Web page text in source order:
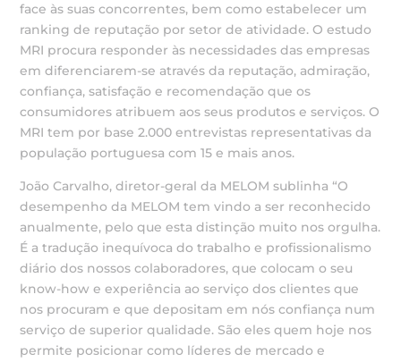
face às suas concorrentes, bem como estabelecer um
ranking de reputação por setor de atividade. O estudo
MRI procura responder às necessidades das empresas
em diferenciarem-se através da reputação, admiração,
confiança, satisfação e recomendação que os
consumidores atribuem aos seus produtos e serviços. O
MRI tem por base 2.000 entrevistas representativas da
população portuguesa com 15 e mais anos.
João Carvalho, diretor-geral da MELOM sublinha “O
desempenho da MELOM tem vindo a ser reconhecido
anualmente, pelo que esta distinção muito nos orgulha.
É a tradução inequívoca do trabalho e profissionalismo
diário dos nossos colaboradores, que colocam o seu
know-how e experiência ao serviço dos clientes que
nos procuram e que depositam em nós confiança num
serviço de superior qualidade. São eles quem hoje nos
permite posicionar como líderes de mercado e